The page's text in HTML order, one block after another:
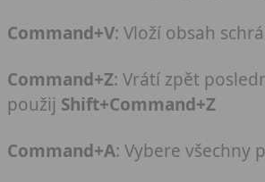
Command+V: Vloží obsah
Command+Z: Vrátí zpět
použij Shift+Command+Z
Command+A: Vybere všechny